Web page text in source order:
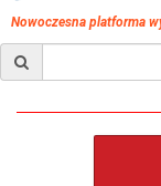
Nowoczesna platforma